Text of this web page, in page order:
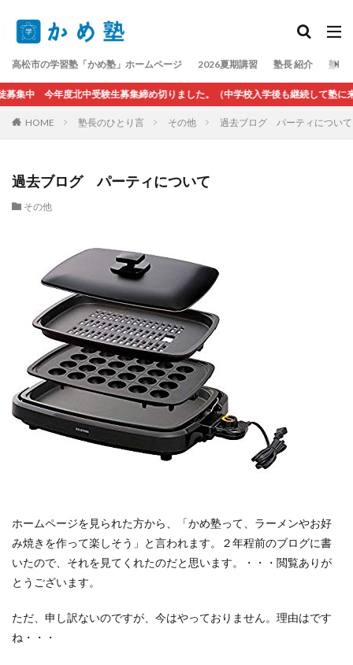
高松市の学習塾「かめ塾」ホームページ 2026夏期講習 塾長 紹介 塾長
今年度北中受験生募集締め切りました。（中学校入学後も継続して塾に来
HOME 塾長のひとり言 その他 過去ブログ パーティについて
過去ブログ パーティについて
その他
ホームページを見られた方から、「かめ塾って、ラーメンやお好
み焼きを作って楽しそう」と言われます。２年程前のブログに書
いたので、それを見てくれたのだと思います。・・・閲覧ありが
とうございます。
ただ、申し訳ないのですが、今はやっておりません。理由はです
ね・・・